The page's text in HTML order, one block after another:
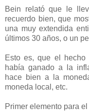
Bein relató que le
recuerdo bien, que
una muy extendida
últimos 30 años, o un
Esto es, que el
había ganado a la
hace bien a la
moneda local, etc.
Primer elemento para